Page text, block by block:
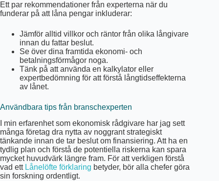
Ett par rekommendationer från experterna när du
funderar på att låna pengar inkluderar:
Jämför alltid villkor och räntor från olika långivare
innan du fattar beslut.
Se över dina framtida ekonomi- och
betalningsförmågor noga.
Tänk på att använda en kalkylator eller
expertbedömning för att förstå långtidseffekterna
av lånet.
Användbara tips från branschexperten
I min erfarenhet som ekonomisk rådgivare har jag sett
många företag dra nytta av noggrant strategiskt
tänkande innan de tar beslut om finansiering. Att ha en
tydlig plan och förstå de potentiella riskerna kan spara
mycket huvudvärk längre fram. För att verkligen förstå
vad ett Lånelöfte förklaring betyder, bör alla chefer göra
sin forskning ordentligt.